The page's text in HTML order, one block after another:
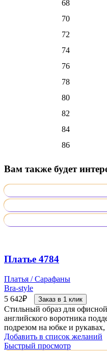
68
70
72
74
76
78
80
82
84
86
Вам также будет
Платье 4784
Платья / Сарафаны
Bra-style
5 642₽ Заказ в 1 клик
Стильный образ для
английского воротника
подрезом на юбке и
Добавить в список желаний
Быстрый просмотр